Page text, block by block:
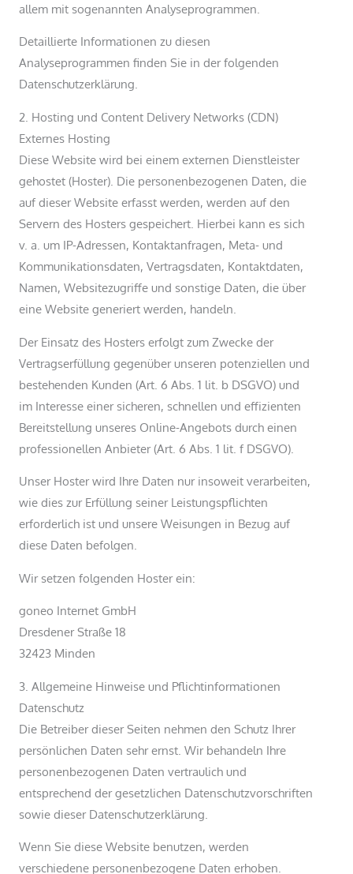
allem mit sogenannten Analyseprogrammen.
Detaillierte Informationen zu diesen
Analyseprogrammen finden Sie in der folgenden
Datenschutzerklärung.
2. Hosting und Content Delivery Networks (CDN)
Externes Hosting
Diese Website wird bei einem externen Dienstleister
gehostet (Hoster). Die personenbezogenen Daten, die
auf dieser Website erfasst werden, werden auf den
Servern des Hosters gespeichert. Hierbei kann es sich
v. a. um IP-Adressen, Kontaktanfragen, Meta- und
Kommunikationsdaten, Vertragsdaten, Kontaktdaten,
Namen, Websitezugriffe und sonstige Daten, die über
eine Website generiert werden, handeln.
Der Einsatz des Hosters erfolgt zum Zwecke der
Vertragserfüllung gegenüber unseren potenziellen und
bestehenden Kunden (Art. 6 Abs. 1 lit. b DSGVO) und
im Interesse einer sicheren, schnellen und effizienten
Bereitstellung unseres Online-Angebots durch einen
professionellen Anbieter (Art. 6 Abs. 1 lit. f DSGVO).
Unser Hoster wird Ihre Daten nur insoweit verarbeiten,
wie dies zur Erfüllung seiner Leistungspflichten
erforderlich ist und unsere Weisungen in Bezug auf
diese Daten befolgen.
Wir setzen folgenden Hoster ein:
goneo Internet GmbH
Dresdener Straße 18
32423 Minden
3. Allgemeine Hinweise und Pflicht­informationen
Datenschutz
Die Betreiber dieser Seiten nehmen den Schutz Ihrer
persönlichen Daten sehr ernst. Wir behandeln Ihre
personenbezogenen Daten vertraulich und
entsprechend der gesetzlichen Datenschutzvorschriften
sowie dieser Datenschutzerklärung.
Wenn Sie diese Website benutzen, werden
verschiedene personenbezogene Daten erhoben.